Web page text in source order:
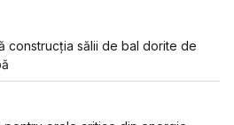
construcția sălii de bal dorite de